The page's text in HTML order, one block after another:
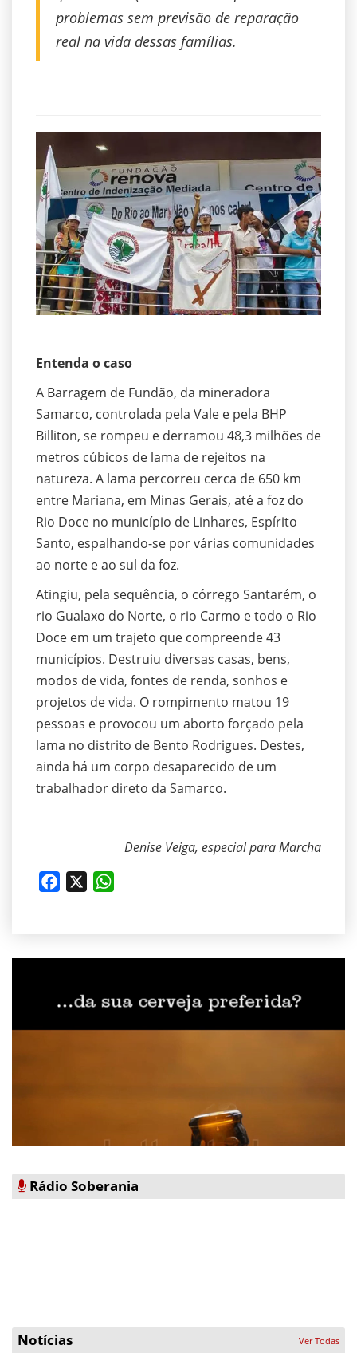
problemas sem previsão de reparação
real na vida dessas famílias.
Entenda o caso
A Barragem de Fundão, da mineradora
Samarco, controlada pela Vale e pela BHP
Billiton, se rompeu e derramou 48,3 milhões de
metros cúbicos de lama de rejeitos na
natureza. A lama percorreu cerca de 650 km
entre Mariana, em Minas Gerais, até a foz do
Rio Doce no município de Linhares, Espírito
Santo, espalhando-se por várias comunidades
ao norte e ao sul da foz.
Atingiu, pela sequência, o córrego Santarém, o
rio Gualaxo do Norte, o rio Carmo e todo o Rio
Doce em um trajeto que compreende 43
municípios. Destruiu diversas casas, bens,
modos de vida, fontes de renda, sonhos e
projetos de vida. O rompimento matou 19
pessoas e provocou um aborto forçado pela
lama no distrito de Bento Rodrigues. Destes,
ainda há um corpo desaparecido de um
trabalhador direto da Samarco.
Denise Veiga, especial para Marcha
Facebook
Rádio Soberania
Notícias Ver Todas